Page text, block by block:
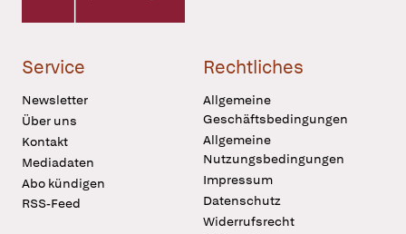
Service
Newsletter
Über uns
Kontakt
Mediadaten
Abo kündigen
RSS-Feed
Rechtliches
Allgemeine
Geschäftsbedingungen
Allgemeine
Nutzungsbedingungen
Impressum
Datenschutz
Widerrufsrecht